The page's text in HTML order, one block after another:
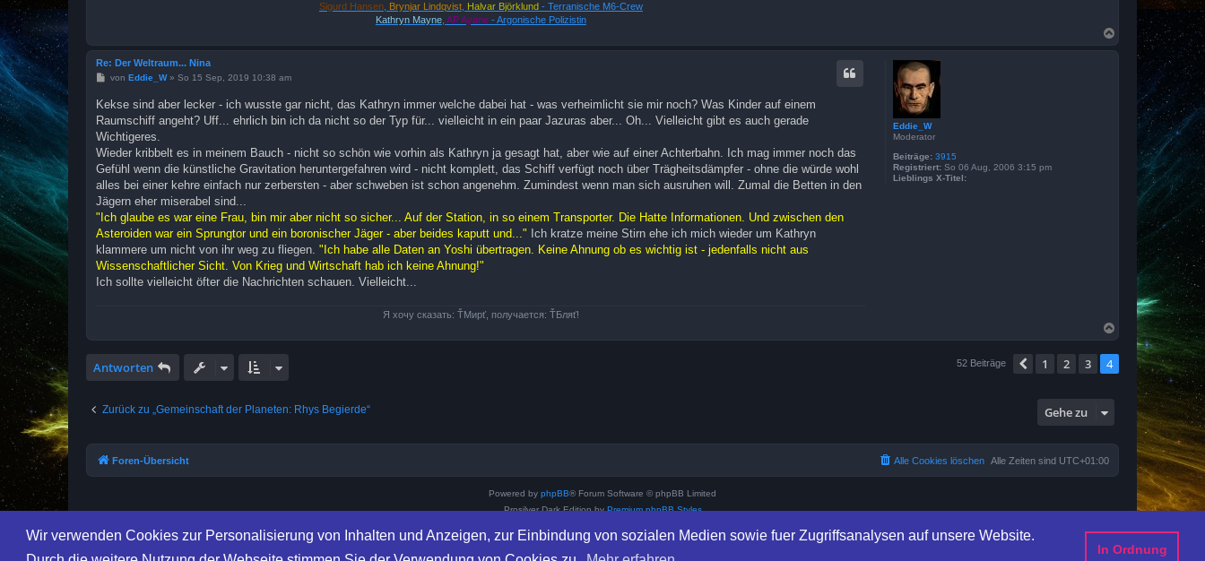
Wir verwenden Cookies zur Personalisierung von Inhalten und Anzeigen, zur Einbindung von sozialen Medien sowie fuer Zugriffsanalysen auf unsere Website.
In Ordnung
Sigurd Hansen, Brynjar Lindqvist, Halvar Björklund - Terranische M6-Crew
Kathryn Mayne, AP Ayane- Argonische Polizistin
a
c
Eddie_W
Moderator
Beiträge: 3915
Registriert: So 06 Aug, 2006 3:15 pm
Lieblings X-Titel:
Re: Der Weltraum... Nina
B
t
r
a
g
von Eddie_W» So 15 Sep, 2019 10:38 am
Kekse sind aber lecker - ich wusste gar nicht, das Kathryn immer welche dabei hat - was verheimlicht sie mir noch? Was Kinder auf einem
Raumschiff angeht? Uff... ehrlich bin ich da nicht so der Typ für... vielleicht in ein paar Jazuras aber... Oh... Vielleicht gibt es auch gerade
Wichtigeres.
Wieder kribbelt es in meinem Bauch - nicht so schön wie vorhin als Kathryn ja gesagt hat, aber wie auf einer Achterbahn. Ich mag immer noch das
Gefühl wenn die künstliche Gravitation heruntergefahren wird - nicht komplett, das Schiff verfügt noch über Trägheitsdämpfer - ohne die würde wohl
alles bei einer kehre einfach nur zerbersten - aber schweben ist schon angenehm. Zumindest wenn man sich ausruhen will. Zumal die Betten in den
Jägern eher miserabel sind...
"Ich glaube es war eine Frau, bin mir aber nicht so sicher... Auf der Station, in so einem Transporter. Die Hatte Informationen. Und zwischen den
Asteroiden war ein Sprungtor und ein boronischer Jäger - aber beides kaputt und..." Ich kratze meine Stirn ehe ich mich wieder um Kathryn
klammere um nicht von ihr weg zu fliegen. "Ich habe alle Daten an Yoshi übertragen. Keine Ahnung ob es wichtig ist - jedenfalls nicht aus
Wissenschaftlicher Sicht. Von Krieg und Wirtschaft hab ich keine Ahnung!"
Ich sollte vielleicht öfter die Nachrichten schauen. Vielleicht...
Я хочу сказать: ŤМирť, получается: ŤБляť!
a
c
o
Antworten 52 Beiträge Vorherige
1 2 3 4
Zurück zu „Gemeinschaft der Planeten: Rhys Begierde“ Gehe zu
Foren-Übersicht Alle Zeiten sind UTC+01:00
Alle Cookies löschen
Powered by phpBB® Forum Software © phpBB Limited
Prosilver Dark Edition byPremium phpBB Styles
Datenschutz|Nutzungsbedingungen